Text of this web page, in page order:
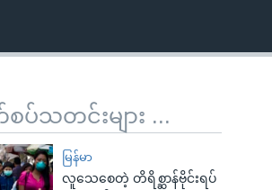
ပ်သတင်းများ ...
မြန်မာ
လူသေစေတဲ့ တိရိစ္ဆာန်ဗိုင်းရပ်